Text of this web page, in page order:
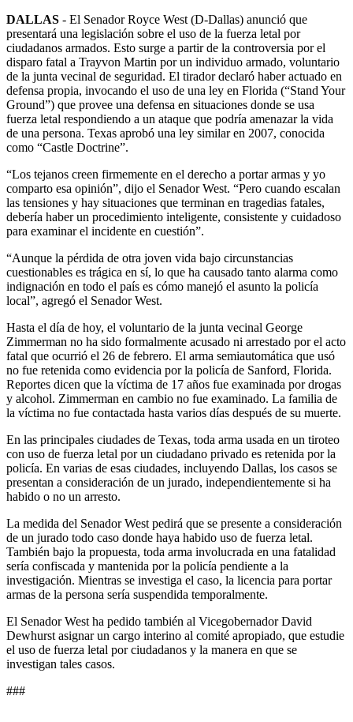
DALLAS - El Senador Royce West (D-Dallas) anunció que
presentará una legislación sobre el uso de la fuerza letal por
ciudadanos armados. Esto surge a partir de la controversia por el
disparo fatal a Trayvon Martin por un individuo armado, voluntario
de la junta vecinal de seguridad. El tirador declaró haber actuado en
defensa propia, invocando el uso de una ley en Florida (“Stand Your
Ground”) que provee una defensa en situaciones donde se usa
fuerza letal respondiendo a un ataque que podría amenazar la vida
de una persona. Texas aprobó una ley similar en 2007, conocida
como “Castle Doctrine”.
“Los tejanos creen firmemente en el derecho a portar armas y yo
comparto esa opinión”, dijo el Senador West. “Pero cuando escalan
las tensiones y hay situaciones que terminan en tragedias fatales,
debería haber un procedimiento inteligente, consistente y cuidadoso
para examinar el incidente en cuestión”.
“Aunque la pérdida de otra joven vida bajo circunstancias
cuestionables es trágica en sí, lo que ha causado tanto alarma como
indignación en todo el país es cómo manejó el asunto la policía
local”, agregó el Senador West.
Hasta el día de hoy, el voluntario de la junta vecinal George
Zimmerman no ha sido formalmente acusado ni arrestado por el acto
fatal que ocurrió el 26 de febrero. El arma semiautomática que usó
no fue retenida como evidencia por la policía de Sanford, Florida.
Reportes dicen que la víctima de 17 años fue examinada por drogas
y alcohol. Zimmerman en cambio no fue examinado. La familia de
la víctima no fue contactada hasta varios días después de su muerte.
En las principales ciudades de Texas, toda arma usada en un tiroteo
con uso de fuerza letal por un ciudadano privado es retenida por la
policía. En varias de esas ciudades, incluyendo Dallas, los casos se
presentan a consideración de un jurado, independientemente si ha
habido o no un arresto.
La medida del Senador West pedirá que se presente a consideración
de un jurado todo caso donde haya habido uso de fuerza letal.
También bajo la propuesta, toda arma involucrada en una fatalidad
sería confiscada y mantenida por la policía pendiente a la
investigación. Mientras se investiga el caso, la licencia para portar
armas de la persona sería suspendida temporalmente.
El Senador West ha pedido también al Vicegobernador David
Dewhurst asignar un cargo interino al comité apropiado, que estudie
el uso de fuerza letal por ciudadanos y la manera en que se
investigan tales casos.
###